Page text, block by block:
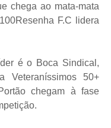
chega ao mata-mata
F.C lidera
é o Boca Sindical,
Veteraníssimos 50+
chegam à fase